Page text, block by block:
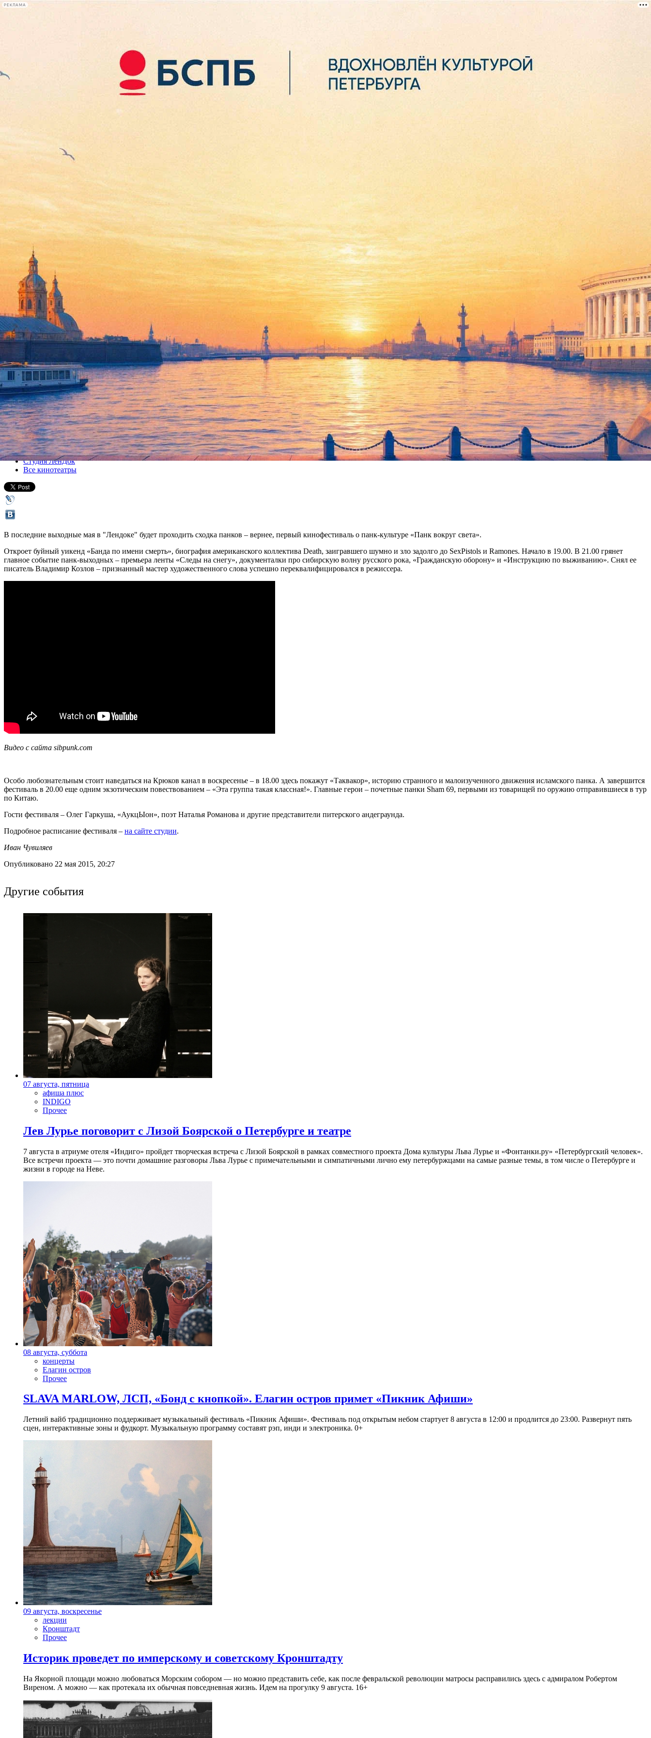
РЕКЛАМА
лекции
книги
В "Лендоке" соберутся панки
30 мая 2015, суббота-31 мая 2015, воскресенье
Версия для печати
Все кино
Студия ЛенДок
Все кинотеатры
В последние выходные мая в "Лендоке" будет проходить сходка панков – вернее, первый кинофестиваль о панк-культуре «Панк вокруг света».
Откроет буйный уикенд «Банда по имени смерть», биография американского коллектива Death, заигравшего шумно и зло задолго до SexPistols и Ramones. Начало в 19.00. В 21.00 грянет
главное событие панк-выходных – премьера ленты «Следы на снегу», документалки про сибирскую волну русского рока, «Гражданскую оборону» и «Инструкцию по выживанию». Снял ее
писатель Владимир Козлов – признанный мастер художественного слова успешно переквалифицировался в режиссера.
Видео с сайта sibpunk.com
Особо любознательным стоит наведаться на Крюков канал в воскресенье – в 18.00 здесь покажут «Таквакор», историю странного и малоизученного движения исламского панка. А завершится
фестиваль в 20.00 еще одним экзотическим повествованием – «Эта группа такая классная!». Главные герои – почетные панки Sham 69, первыми из товарищей по оружию отправившиеся в тур
по Китаю.
Гости фестиваля – Олег Гаркуша, «АукцЫон», поэт Наталья Романова и другие представители питерского андеграунда.
Подробное расписание фестиваля – на сайте студии.
Иван Чувиляев
Опубликовано 22 мая 2015, 20:27
Другие события
07 августа, пятница
афиша плюс
INDIGO
Прочее
Лев Лурье поговорит с Лизой Боярской о Петербурге и театре
7 августа в атриуме отеля «Индиго» пройдет творческая встреча с Лизой Боярской в рамках совместного проекта Дома культуры Льва Лурье и «Фонтанки.ру» «Петербургский человек».
Все встречи проекта — это почти домашние разговоры Льва Лурье с примечательными и симпатичными лично ему петербуржцами на самые разные темы, в том числе о Петербурге и
жизни в городе на Неве.
08 августа, суббота
концерты
Елагин остров
Прочее
SLAVA MARLOW, ЛСП, «Бонд с кнопкой». Елагин остров примет «Пикник Афиши»
Летний вайб традиционно поддерживает музыкальный фестиваль «Пикник Афиши». Фестиваль под открытым небом стартует 8 августа в 12:00 и продлится до 23:00. Развернут пять
сцен, интерактивные зоны и фудкорт. Музыкальную программу составят рэп, инди и электроника. 0+
09 августа, воскресенье
лекции
Кронштадт
Прочее
Историк проведет по имперскому и советскому Кронштадту
На Якорной площади можно любоваться Морским собором — но можно представить себе, как после февральской революции матросы расправились здесь с адмиралом Робертом
Виреном. А можно — как протекала их обычная повседневная жизнь. Идем на прогулку 9 августа. 16+